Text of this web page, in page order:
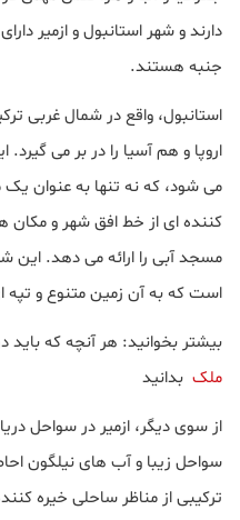
دارند و شهر استانبول و ازمیر
جنبه هستند.
استانبول، واقع در شمال غربی
اروپا و هم آسیا را در بر می
می شود، که نه تنها به عنوان یک
کننده ای از خط افق شهر و مکان
مسجد آبی را ارائه می دهد.
است که به آن زمین متنوع و تپه
بیشتر بخوانید: هر آنچه که باید
ملک بدانید
از سوی دیگر، ازمیر در سواحل
سواحل زیبا و آب های نیلگون
ترکیبی از مناظر ساحلی خیره